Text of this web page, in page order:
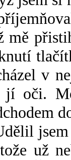
mě
v
jí oči.
už